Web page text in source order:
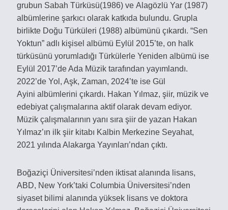
grubun Sabah Türküsü(1986) ve Alagözlü Yar (1987)
albümlerine şarkıcı olarak katkıda bulundu. Grupla
birlikte Doğu Türküleri (1988) albümünü çıkardı. “Sen
Yoktun” adlı kişisel albümü Eylül 2015’te, on halk
türküsünü yorumladığı Türkülerle Yeniden albümü ise
Eylül 2017’de Ada Müzik tarafından yayımlandı.
2022’de Yol, Aşk, Zaman, 2024’te ise Gül
Ayini albümlerini çıkardı. Hakan Yılmaz, şiir, müzik ve
edebiyat çalışmalarına aktif olarak devam ediyor.
Müzik çalışmalarının yanı sıra şiir de yazan Hakan
Yılmaz’ın ilk şiir kitabı Kalbin Merkezine Seyahat,
2021 yılında Alakarga Yayınları’ndan çıktı.
Boğaziçi Üniversitesi’nden iktisat alanında lisans,
ABD, New York’taki Columbia Üniversitesi’nden
siyaset bilimi alanında yüksek lisans ve doktora